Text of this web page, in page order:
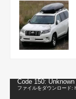
動Code 150: Unknown
ファイルをダウンロード